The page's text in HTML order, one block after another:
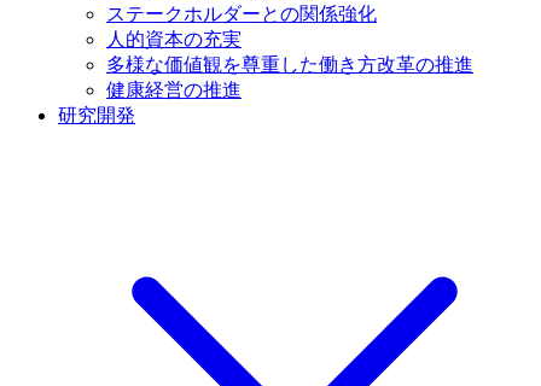
ステークホルダーとの関係強化
人的資本の充実
多様な価値観を尊重した働き方改革の推進
健康経営の推進
研究開発